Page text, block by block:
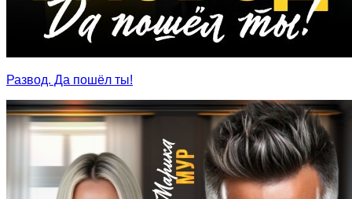
Развод. Да пошёл ты!